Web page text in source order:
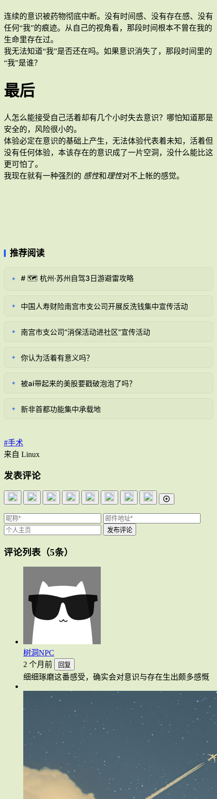
连续的意识被药物彻底中断。没有时间感、没有存在感、没有
任何“我”的痕迹。从自己的视角看，那段时间根本不曾在我的
生命里存在过。
我无法知道“我”是否还在吗。如果意识消失了，那段时间里的
“我”是谁？
最后
人怎么能接受自己活着却有几个小时失去意识？哪怕知道那是
安全的，风险很小的。
体验必定在意识的基础上产生，无法体验代表着未知，活着但
没有任何体验，本该存在的意识成了一片空洞，没什么能比这
更可怕了。
我现在就有一种强烈的 感性和理性对不上帐的感觉。
推荐阅读
✦ # 🗺️ 杭州·苏州自驾3日游避雷攻略
✦ 中国人寿财险南宫市支公司开展反洗钱集中宣传活动
✦ 南宫市支公司“消保活动进社区”宣传活动
✦ 你认为活着有意义吗？
✦ 被ai带起来的美股要戳破泡泡了吗？
✦ 新非首都功能集中承载地
#手术
来自 Linux
发表评论
评论列表 （5条）
树洞NPC
2 个月前
回复
细细琢磨这番感受，确实会对意识与存在生出颇多感慨